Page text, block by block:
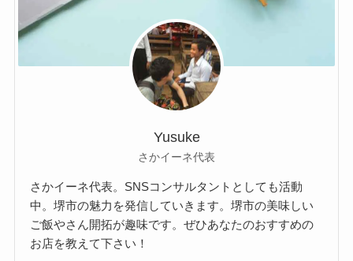
Yusuke
さかイーネ代表
さかイーネ代表。SNSコンサルタントとしても活動
中。堺市の魅力を発信していきます。堺市の美味しい
ご飯やさん開拓が趣味です。ぜひあなたのおすすめの
お店を教えて下さい！